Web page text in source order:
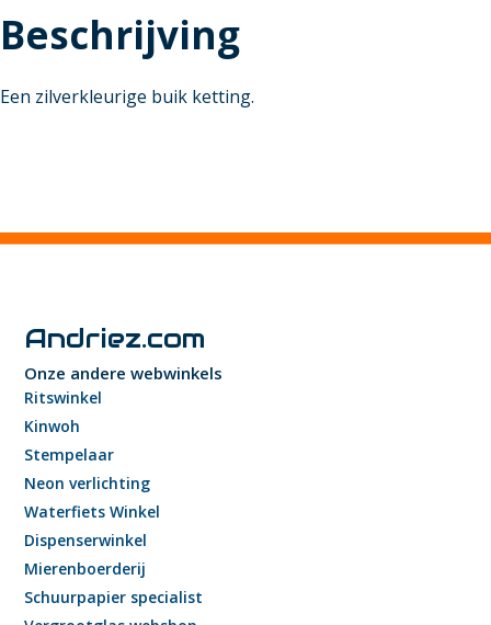
Beschrijving
Een zilverkleurige buik ketting.
Andriez.com
Onze andere webwinkels
Ritswinkel
Kinwoh
Stempelaar
Neon verlichting
Waterfiets Winkel
Dispenserwinkel
Mierenboerderij
Schuurpapier specialist